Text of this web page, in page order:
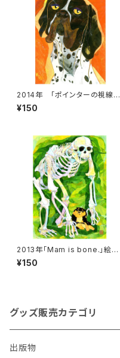
2014年 「ポインターの視線」
絵はがき
¥150
2013年「Mam is bone.」絵は
がき
¥150
グッズ販売カテゴリ
出版物